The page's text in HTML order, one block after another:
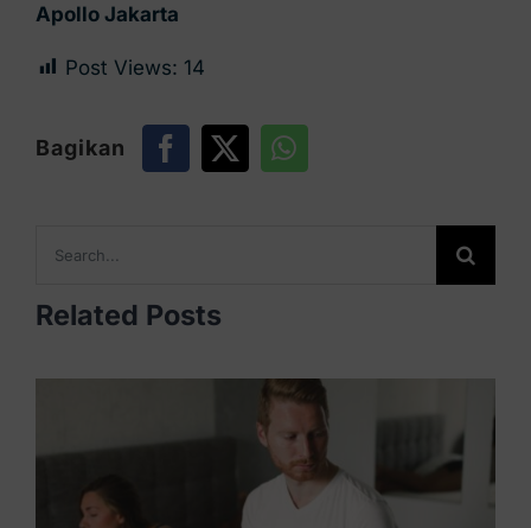
Apollo Jakarta
Post Views: 14
Bagikan
for:
Related Posts